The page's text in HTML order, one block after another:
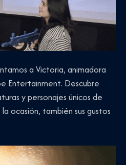
a Victoria, animadora
Entertainment. Descubre
y personajes únicos de
ocasión, también sus gustos